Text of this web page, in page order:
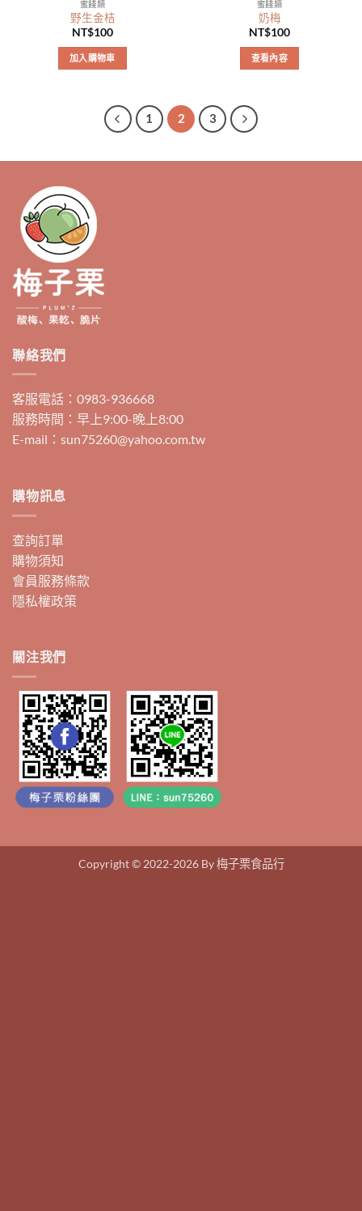
蜜餞類
野生金桔
NT$100
加入購物車
蜜餞類
奶梅
NT$100
查看內容
1 2 3
聯絡我們
客服電話：0983-936668
服務時間：早上9:00-晚上8:00
E-mail：sun75260@yahoo.com.tw
購物訊息
查詢訂單
購物須知
會員服務條款
隱私權政策
關注我們
Copyright © 2022-2026 By 梅子栗食品行